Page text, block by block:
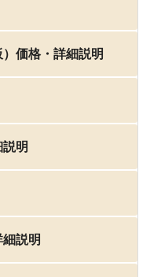
価格・詳細説明
明
説明